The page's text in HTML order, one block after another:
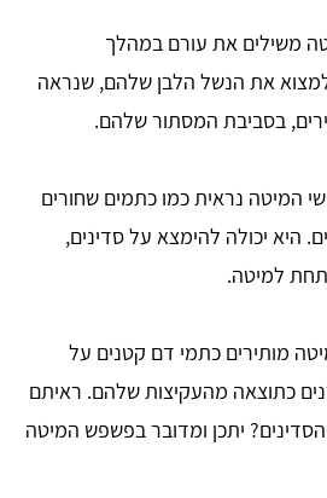
משילים את עורם במהלך
את הנשל הלבן שלהם, שנראה
בסביבת המסתור שלהם.
המיטה נראית כמו כתמים שחורים
היא יכולה להימצא על סדינים,
למיטה.
מותירים כתמי דם קטנים על
כתוצאה מהעקיצות שלהם. ראיתם
יתכן ומדובר בפשפש המיטה